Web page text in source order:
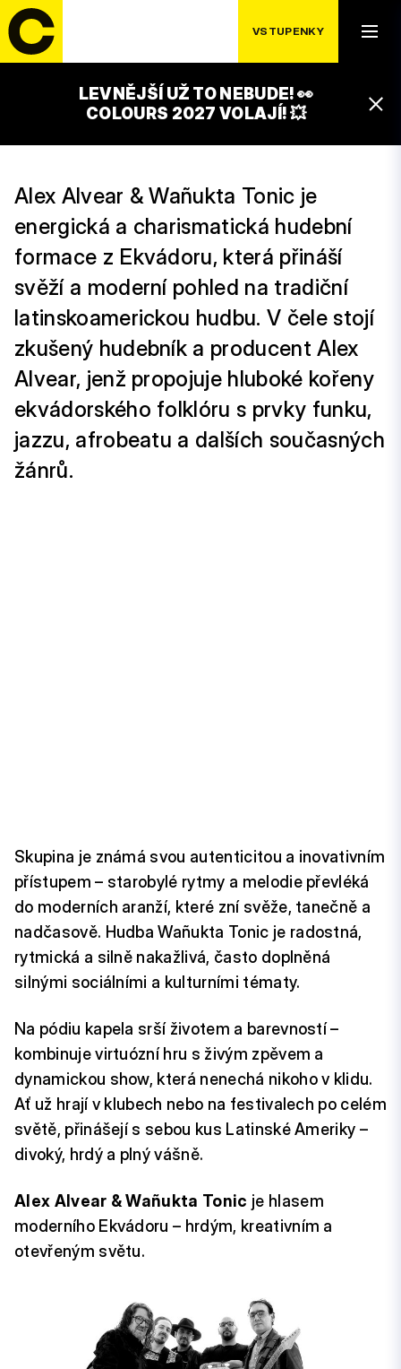
VSTUPENKY
LEVNĚJŠÍ UŽ TO NEBUDE! 👀
COLOURS 2027 VOLAJÍ! 💥
ALEX ALVEAR &
WAÑUKTA TONIC
CACAO STAGE
15:45 – 16:45
Alex Alvear & Wañukta Tonic je
energická a charismatická hudební
formace z Ekvádoru, která přináší
svěží a moderní pohled na tradiční
latinskoamerickou hudbu. V čele stojí
zkušený hudebník a producent Alex
Alvear, jenž propojuje hluboké kořeny
ekvádorského folklóru s prvky funku,
jazzu, afrobeatu a dalších současných
žánrů.
Skupina je známá svou autenticitou a inovativním
přístupem – starobylé rytmy a melodie převléká
do moderních aranží, které zní svěže, tanečně a
nadčasově. Hudba Wañukta Tonic je radostná,
rytmická a silně nakažlivá, často doplněná
silnými sociálními a kulturními tématy.
Na pódiu kapela srší životem a barevností –
kombinuje virtuózní hru s živým zpěvem a
dynamickou show, která nenechá nikoho v klidu.
Ať už hrají v klubech nebo na festivalech po celém
světě, přinášejí s sebou kus Latinské Ameriky –
divoký, hrdý a plný vášně.
Alex Alvear & Wañukta Tonic je hlasem
moderního Ekvádoru – hrdým, kreativním a
otevřeným světu.